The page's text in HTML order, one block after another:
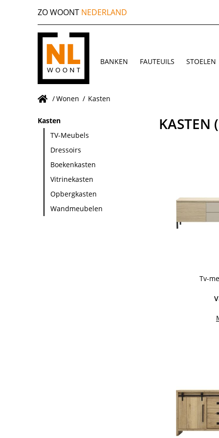
ZO WOONT NEDERLAND
BANKEN FAUTEUILS STOELEN
/Wonen / Kasten
Kasten
TV-Meubels
Dressoirs
Boekenkasten
Vitrinekasten
Opbergkasten
Wandmeubelen
KASTEN
Tv-